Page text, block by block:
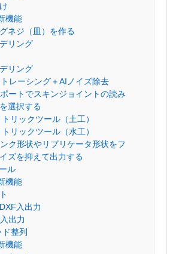
機能
ネジ（皿）を作る
リング
リング
レーシング＋AIノイズ除去
ートでスキンジョイントの読み
選択する
リックツール（土工）
リックツール（水工）
ク形状やリプリケータ形状をフ
ズを抑えて出力する
ル
機能
入出力
出力
整列
機能